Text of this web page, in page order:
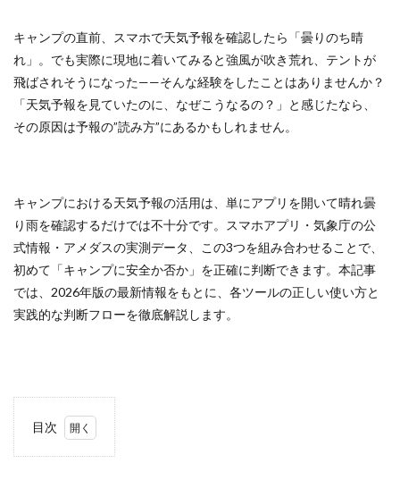
キャンプの直前、スマホで天気予報を確認したら「曇りのち晴
れ」。でも実際に現地に着いてみると強風が吹き荒れ、テントが
飛ばされそうになった——そんな経験をしたことはありませんか？
「天気予報を見ていたのに、なぜこうなるの？」と感じたなら、
その原因は予報の”読み方”にあるかもしれません。
キャンプにおける天気予報の活用は、単にアプリを開いて晴れ曇
り雨を確認するだけでは不十分です。スマホアプリ・気象庁の公
式情報・アメダスの実測データ、この3つを組み合わせることで、
初めて「キャンプに安全か否か」を正確に判断できます。本記事
では、2026年版の最新情報をもとに、各ツールの正しい使い方と
実践的な判断フローを徹底解説します。
目次
1